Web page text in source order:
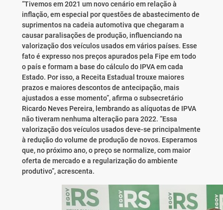
“Tivemos em 2021 um novo cenário em relação à
inflação, em especial por questões de abastecimento de
suprimentos na cadeia automotiva que chegaram a
causar paralisações de produção, influenciando na
valorização dos veículos usados em vários países. Esse
fato é expresso nos preços apurados pela Fipe em todo
o país e formam a base do cálculo do IPVA em cada
Estado. Por isso, a Receita Estadual trouxe maiores
prazos e maiores descontos de antecipação, mais
ajustados a esse momento”, afirma o subsecretário
Ricardo Neves Pereira, lembrando as alíquotas de IPVA
não tiveram nenhuma alteração para 2022. “Essa
valorização dos veículos usados deve-se principalmente
à redução do volume de produção de novos. Esperamos
que, no próximo ano, o preço se normalize, com maior
oferta de mercado e a regularização do ambiente
produtivo”, acrescenta.